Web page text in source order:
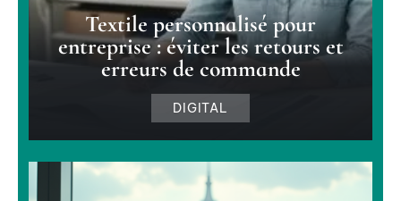
Textile personnalisé pour
entreprise : éviter les retours et
erreurs de commande
DIGITAL